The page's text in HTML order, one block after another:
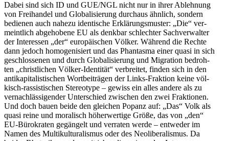
Dabei sind sich ID und GUE/​​NGL nicht nur in ihrer Ableh­nung
von Frei­han­del und Glo­ba­li­sie­rung durch­aus ähnlich, sondern
bedie­nen auch nahezu iden­ti­sche Erklä­rungs­mus­ter: „Die“ ver­
meint­lich abge­ho­bene EU als denkbar schlech­ter Sach­ver­wal­ter
der Inter­es­sen „der“ euro­päi­schen Völker. Während die Rechte
dann jedoch homo­ge­ni­siert und das Phan­tasma einer quasi in sich
geschlos­se­nen und durch Glo­ba­li­sie­rung und Migra­tion bedroh­
ten „christ­li­chen Völker-Iden­­ti­tät“ ver­brei­tet, finden sich in den
anti­ka­pi­ta­lis­ti­schen Wort­bei­trä­gen der Links-Frak­tion keine völ­
kisch-ras­sis­­ti­­schen Ste­reo­type – gewiss ein alles andere als zu
ver­nach­läs­si­gen­der Unter­schied zwi­schen den zwei Frak­tio­nen.
Und doch bauen beide den glei­chen Popanz auf: „Das“ Volk als
quasi reine und mora­lisch höher­wer­tige Größe, das von „den“
EU-Büro­­kra­ten gegän­gelt und ver­ra­ten werde – ent­we­der im
Namen des Mul­ti­kul­tu­ra­lis­mus oder des Neo­li­be­ra­lis­mus. Da